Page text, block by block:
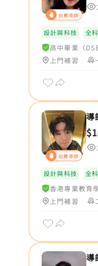
自薦導師
設計與科技 全科
高中畢業（DSE
上門補習
自薦導師
導
設計與科技 全科
香港專業教育
上門補習
導